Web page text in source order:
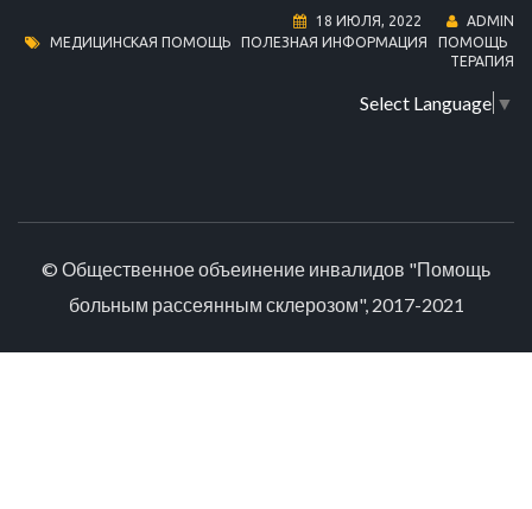
18 ИЮЛЯ, 2022
ADMIN
МЕДИЦИНСКАЯ ПОМОЩЬ
ПОЛЕЗНАЯ ИНФОРМАЦИЯ
ПОМОЩЬ
ТЕРАПИЯ
Select Language ▼
© Общественное объеинение инвалидов "Помощь
больным рассеянным склерозом", 2017-2021